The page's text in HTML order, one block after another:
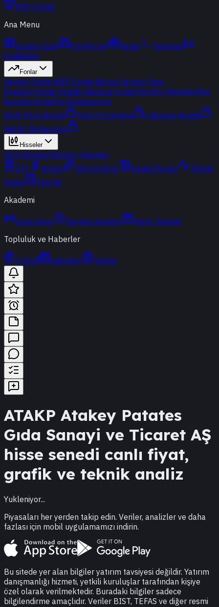
PRO Üyelik
Ana Menu
Günün Özeti Portföyüm Radar
Terminal
Endeksler
Fonlar
Yatırım FonlarıBES FonlarıBorsa Yatırım Fonu
Popüler Fonlar YeniBir Bakışta FonlarPortföy ŞirketleriFon
KarşılaştırmaFon Simülasyonu
Akıllı Para Sinyali
Ters Fon Arama
Çakışma Analizi
Sektör Rotasyonu
Hisseler
Yerli HisselerYabancı Hisseler
ETF
Kripto Altın & Döviz Vadeli Piyasa
Teknik
Analiz
Araçlar
Akademi
Canlı Yayın Geçmiş Yayınlar
Yayın Takvimi
Topluluk ve Haberler
t-Chat Haberler Yazılar
ATAKP Atakey Patates
Gıda Sanayi ve Ticaret AŞ
hisse senedi canlı fiyat,
grafik ve teknik analiz
Yukleniyor...
Piyasaları her yerden takip edin. Veriler, analizler ve daha
fazlası için mobil uygulamamızı indirin.
Bu sitede yer alan bilgiler yatırım tavsiyesi değildir. Yatırım
danışmanlığı hizmeti, yetkili kuruluşlar tarafından kişiye
özel olarak verilmektedir. Buradaki bilgiler sadece
bilgilendirme amaçlıdır. Veriler BIST, TEFAS ve diğer resmi